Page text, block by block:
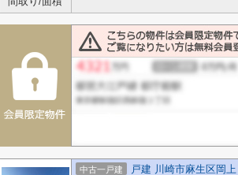
中古一戸建 戸建 川崎市麻生区岡上